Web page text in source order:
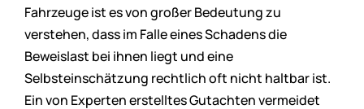
Fahrzeuge ist es von großer Bedeutung zu
verstehen, dass im Falle eines Schadens die
Beweislast bei ihnen liegt und eine
Selbsteinschätzung rechtlich oft nicht haltbar ist.
Ein von Experten erstelltes Gutachten vermeidet